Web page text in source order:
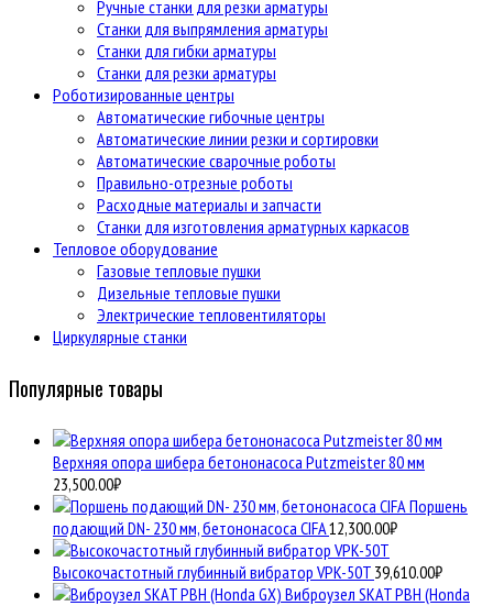
Ручные станки для резки арматуры
Станки для выпрямления арматуры
Станки для гибки арматуры
Станки для резки арматуры
Роботизированные центры
Автоматические гибочные центры
Автоматические линии резки и сортировки
Автоматические сварочные роботы
Правильно-отрезные роботы
Расходные материалы и запчасти
Станки для изготовления арматурных каркасов
Тепловое оборудование
Газовые тепловые пушки
Дизельные тепловые пушки
Электрические тепловентиляторы
Циркулярные станки
Популярные товары
Верхняя опора шибера бетононасоса Putzmeister 80 мм
23,500.00₽
Поршень
подающий DN- 230 мм, бетононасоса CIFA12,300.00₽
Высокочастотный глубинный вибратор VPK-50T 39,610.00₽
Виброузел SKAT РВH (Honda